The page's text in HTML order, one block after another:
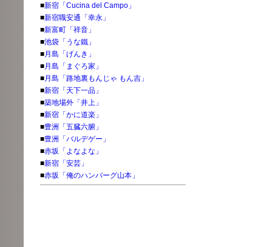
■新宿「Cucina del Campo」
■新宿職安通「幸永」
■新富町「祥音」
■池袋「うな鐵」
■月島「げんき」
■月島「まぐろ家」
■月島「路地裏もんじゃ もん吉」
■新宿「天下一品」
■築地場外「井上」
■新宿「かに道楽」
■豊洲「五臓六腑」
■豊洲「バルデゲー」
■赤坂「よなよな」
■新宿「安芸」
■赤坂「俺のハンバーグ山本」